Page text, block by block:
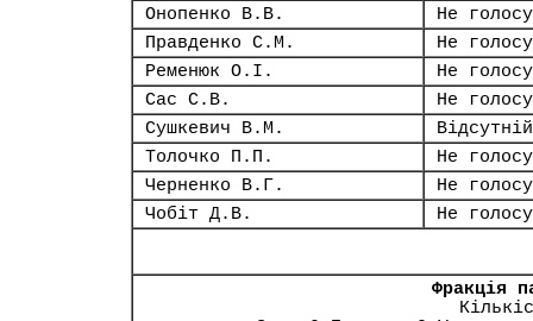
Онопенко В.В.
Не
Правденко С.М.
Не
Ременюк О.І.
Не
Сас С.В.
Не
Сушкевич В.М.
Відсутній
Толочко П.П.
Не
Черненко В.Г.
Не
Чобіт Д.В.
Не
Фракція